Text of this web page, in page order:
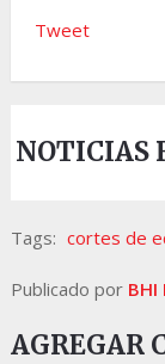
Tweet
NOTICIAS
Tags: cortes de
Publicado por
AGREGAR